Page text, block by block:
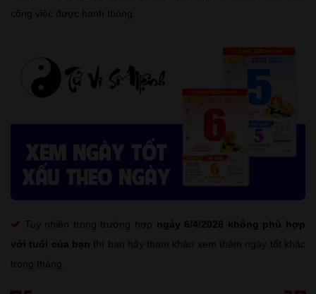
công việc được hanh thông.
Tuy nhiên trong trường hợp ngày 6/4/2026 không phù hợp
với tuổi của bạn thì bạn hãy tham khảo xem thêm ngày tốt khác
trong tháng.